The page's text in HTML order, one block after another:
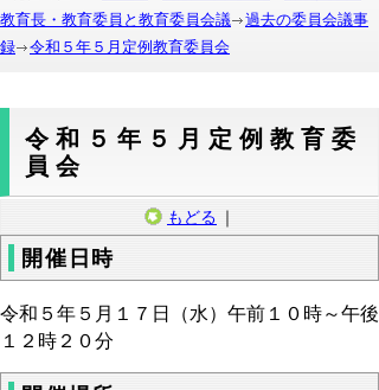
教育長・教育委員と教育委員会議
過去の委員会議事
録
令和５年５月定例教育委員会
令和５年５月定例教育委
員会
もどる ｜
開催日時
令和５年５月１７日（水）午前１０時～午後
１２時２０分